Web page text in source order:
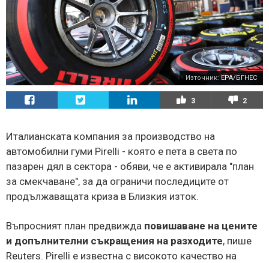
Източник:EPA/БГНЕС
3 2
Италианската компания за производство на
автомобилни гуми Pirelli - която е пета в света по
пазарен дял в сектора - обяви, че е активирала "план
за смекчаване", за да ограничи последиците от
продължаващата криза в Близкия изток.
Въпросният план предвижда повишаване на цените
и допълнителни съкращения на разходите, пише
Reuters. Pirelli е известна с високото качество на